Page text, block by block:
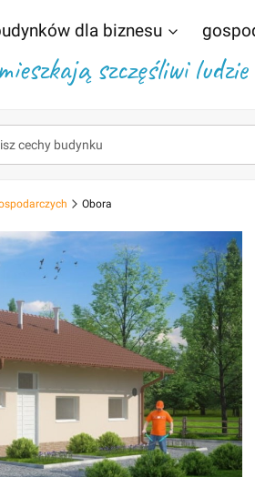
dla biznesu
szczęśliwi ludzie
Obora